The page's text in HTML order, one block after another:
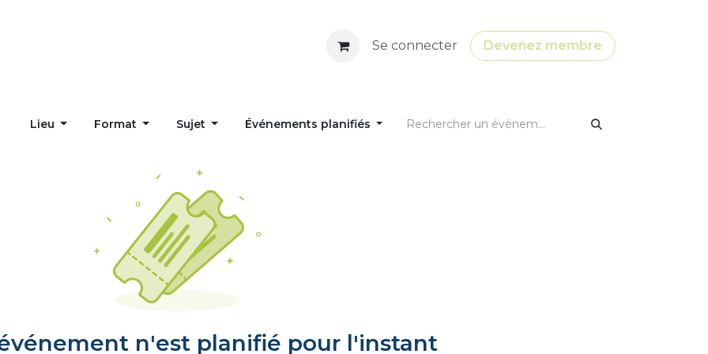
Se connecter Devenez membre
Lieu Format Sujet Événements planifiés
n'est planifié pour l'instant